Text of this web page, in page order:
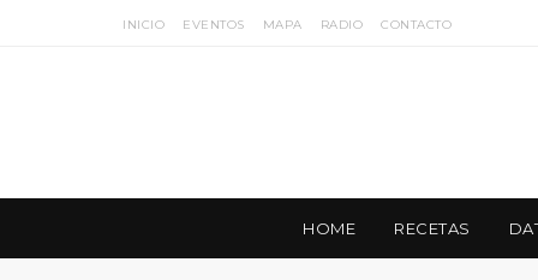
INICIO EVENTOS MAPA RADIO CONTACTO
HOME RECETAS